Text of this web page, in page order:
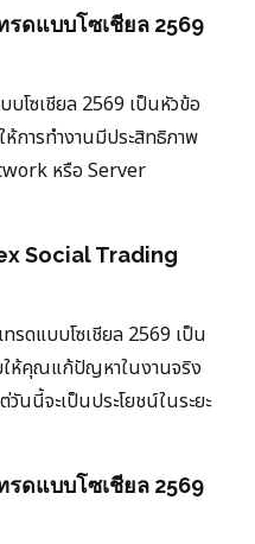
ดแบบโซเชียล 2569
โซเชียล 2569 เป็นหัวข้อ
การทำงานมีประสิทธิภาพ
หรือ Server
Social Trading
รดแบบโซเชียล 2569 เป็น
ให้คุณแก้ปัญหาในงานจริง
นนี้จะเป็นประโยชน์ในระยะ
ดแบบโซเชียล 2569